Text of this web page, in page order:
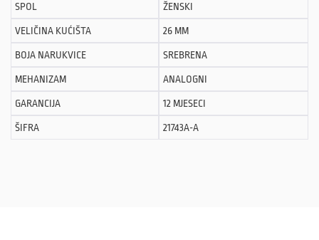
SPOL ŽENSKI
VELIČINA KUĆIŠTA 26 MM
BOJA NARUKVICE SREBRENA
MEHANIZAM ANALOGNI
GARANCIJA 12 MJESECI
ŠIFRA 21743A-A